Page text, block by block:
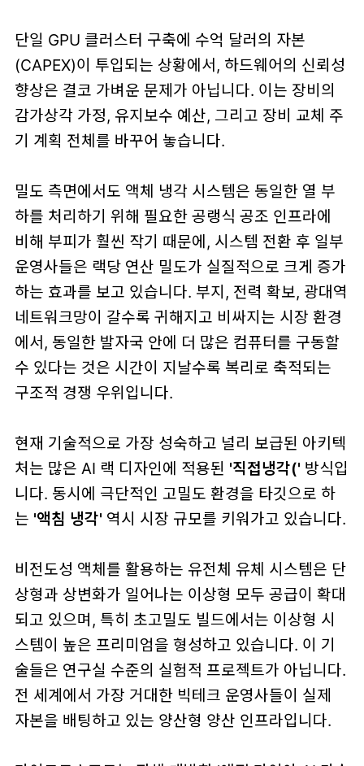
단일 GPU 클러스터 구축에 수억 달러의 자본
(CAPEX)이 투입되는 상황에서, 하드웨어의 신뢰성
향상은 결코 가벼운 문제가 아닙니다. 이는 장비의
감가상각 가정, 유지보수 예산, 그리고 장비 교체 주
기 계획 전체를 바꾸어 놓습니다.
밀도 측면에서도 액체 냉각 시스템은 동일한 열 부
하를 처리하기 위해 필요한 공랭식 공조 인프라에
비해 부피가 훨씬 작기 때문에, 시스템 전환 후 일부
운영사들은 랙당 연산 밀도가 실질적으로 크게 증가
하는 효과를 보고 있습니다. 부지, 전력 확보, 광대역
네트워크망이 갈수록 귀해지고 비싸지는 시장 환경
에서, 동일한 발자국 안에 더 많은 컴퓨터를 구동할
수 있다는 것은 시간이 지날수록 복리로 축적되는
구조적 경쟁 우위입니다.
현재 기술적으로 가장 성숙하고 널리 보급된 아키텍
처는 많은 AI 랙 디자인에 적용된 '직접냉각(' 방식입
니다. 동시에 극단적인 고밀도 환경을 타깃으로 하
는 '액침 냉각' 역시 시장 규모를 키워가고 있습니다.
비전도성 액체를 활용하는 유전체 유체 시스템은 단
상형과 상변화가 일어나는 이상형 모두 공급이 확대
되고 있으며, 특히 초고밀도 빌드에서는 이상형 시
스템이 높은 프리미엄을 형성하고 있습니다. 이 기
술들은 연구실 수준의 실험적 프로젝트가 아닙니다.
전 세계에서 가장 거대한 빅테크 운영사들이 실제
자본을 배팅하고 있는 양산형 양산 인프라입니다.